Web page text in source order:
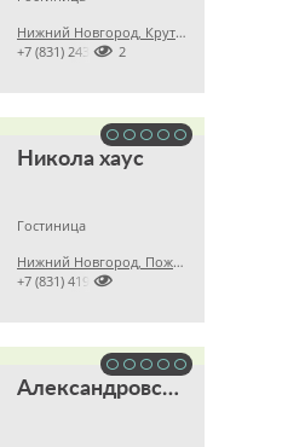
Нижний Новгород, Крутой пер., 6в

+7 (831) 24397222
Никола хаус
Гостиница
Нижний Новгород, Пожарского, 18

+7 (831) 4193939
Александровский сад